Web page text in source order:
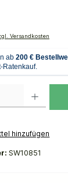
Versandkosten
hinzufügen
SW10851